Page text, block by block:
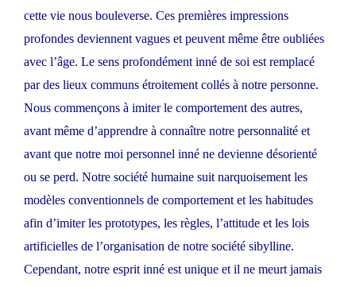
cette vie nous bouleverse. Ces premières impressions
profondes deviennent vagues et peuvent même être oubliées
avec l’âge. Le sens profondément inné de soi est remplacé
par des lieux communs étroitement collés à notre personne.
Nous commençons à imiter le comportement des autres,
avant même d’apprendre à connaître notre personnalité et
avant que notre moi personnel inné ne devienne désorienté
ou se perd. Notre société humaine suit narquoisement les
modèles conventionnels de comportement et les habitudes
afin d’imiter les prototypes, les règles, l’attitude et les lois
artificielles de l’organisation de notre société sibylline.
Cependant, notre esprit inné est unique et il ne meurt jamais